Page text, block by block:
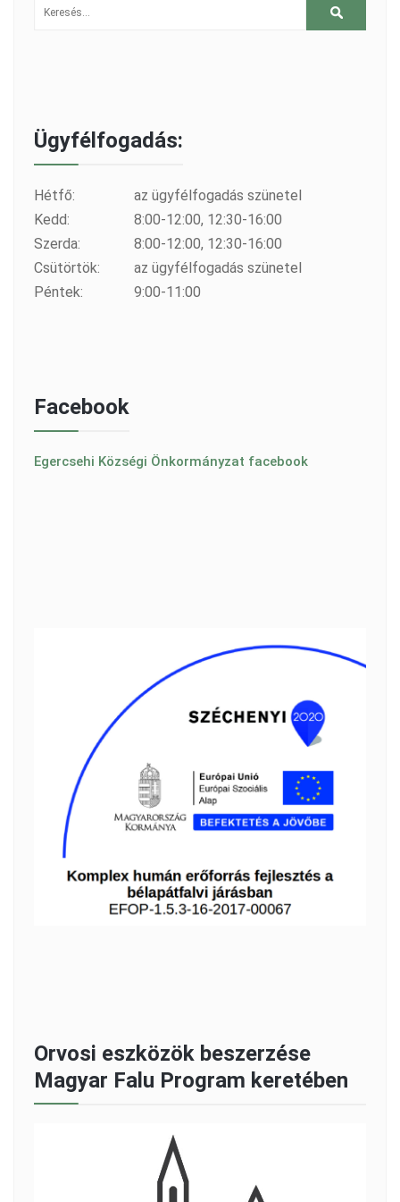
Ügyfélfogadás:
Hétfő:
az ügyfélfogadás szünetel
Kedd:
8:00-12:00, 12:30-16:00
Szerda:
8:00-12:00, 12:30-16:00
Csütörtök:
az ügyfélfogadás szünetel
Péntek:
9:00-11:00
Facebook
Egercsehi Községi Önkormányzat facebook
Orvosi eszközök beszerzése
Magyar Falu Program keretében